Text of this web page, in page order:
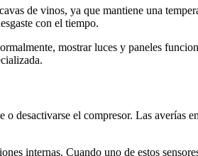
de vinos, ya que mantiene una
con el tiempo.
mostrar luces y paneles
desactivarse el compresor. Las averías
internas. Cuando uno de estos